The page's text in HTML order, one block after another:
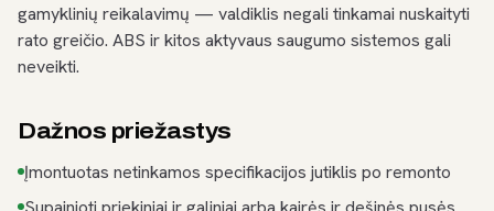
gamyklinių reikalavimų — valdiklis negali tinkamai nuskaityti
rato greičio. ABS ir kitos aktyvaus saugumo sistemos gali
neveikti.
Dažnos priežastys
Įmontuotas netinkamos specifikacijos jutiklis po remonto